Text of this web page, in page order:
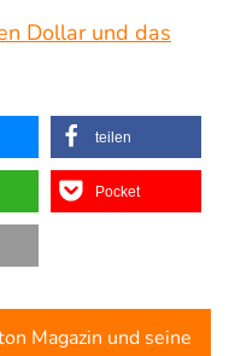
Dollar und das
teilen
Pocket
Magazin und seine